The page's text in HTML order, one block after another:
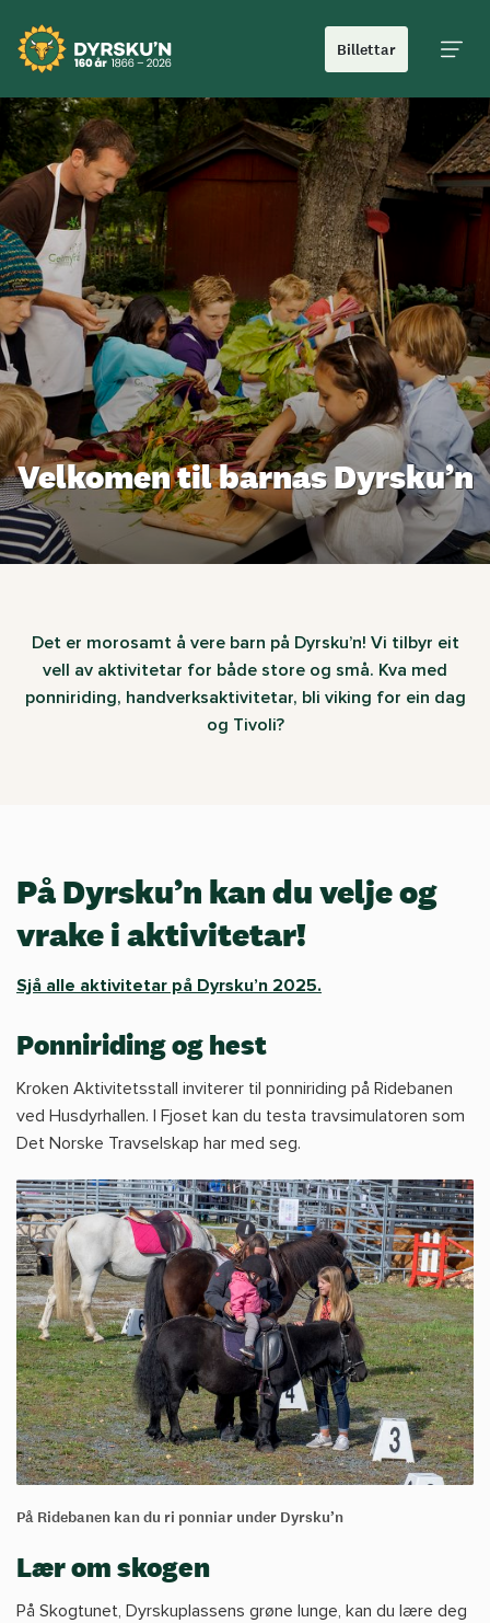
Billettar
Velkomen til barnas Dyrsku’n
Det er morosamt å vere barn på Dyrsku’n! Vi tilbyr eit
vell av aktivitetar for både store og små. Kva med
ponniriding, handverksaktivitetar, bli viking for ein dag
og Tivoli?
På Dyrsku’n kan du velje og
vrake i aktivitetar!
Sjå alle aktivitetar på Dyrsku’n 2025.
Ponniriding og hest
Kroken Aktivitetsstall inviterer til ponniriding på Ridebanen
ved Husdyrhallen. I Fjoset kan du testa travsimulatoren som
Det Norske Travselskap har med seg.
På Ridebanen kan du ri ponniar under Dyrsku’n
Lær om skogen
På Skogtunet, Dyrskuplassens grøne lunge, kan du lære deg